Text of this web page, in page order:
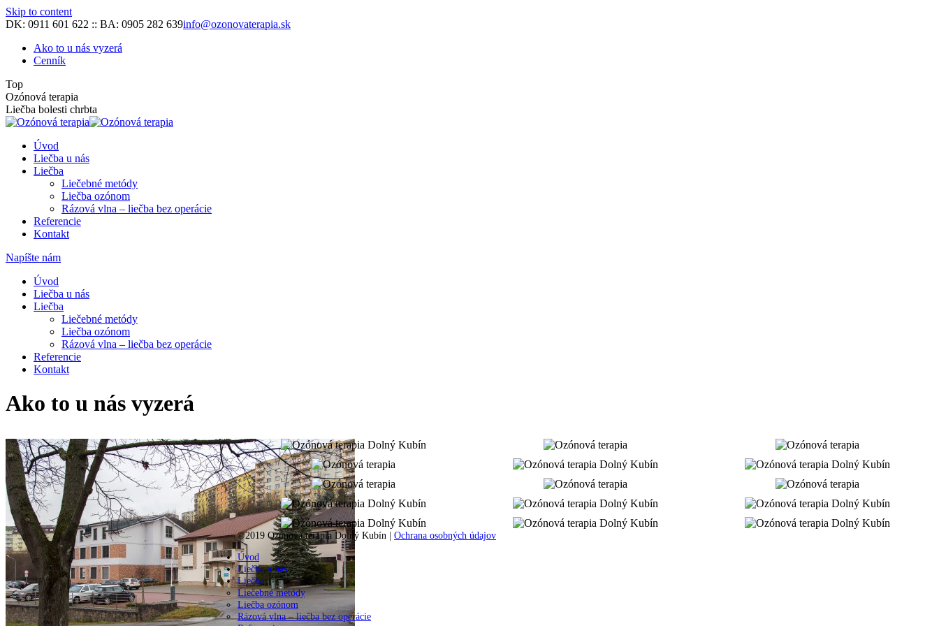
Skip to content
DK: 0911 601 622 :: BA: 0905 282 639info@ozonovaterapia.sk
Ako to u nás vyzerá
Cenník
Top
Ozónová terapia
Liečba bolesti chrbta
Úvod
Liečba u nás
Liečba
Liečebné metódy
Liečba ozónom
Rázová vlna – liečba bez operácie
Referencie
Kontakt
Napíšte nám
Úvod
Liečba u nás
Liečba
Liečebné metódy
Liečba ozónom
Rázová vlna – liečba bez operácie
Referencie
Kontakt
Ako to u nás vyzerá
©2019 Ozónová terapia Dolný Kubín | Ochrana osobných údajov
Úvod
Liečba u nás
Liečba
Liečebné metódy
Liečba ozónom
Rázová vlna – liečba bez operácie